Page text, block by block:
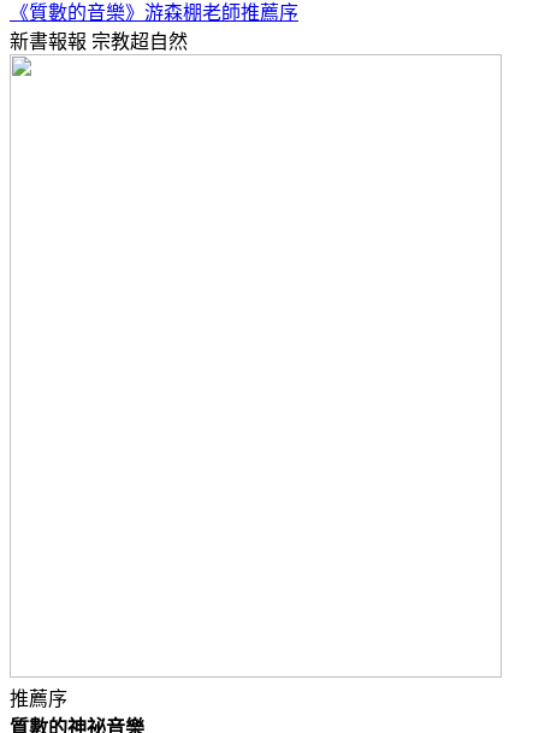
《質數的音樂》游森棚老師推薦序
新書報報 宗教超自然
推薦序
質數的神祕音樂